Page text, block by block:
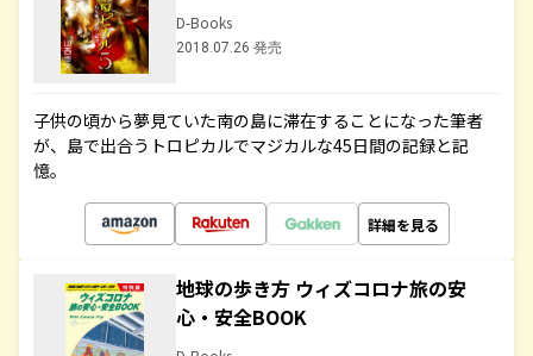
D-Books
2018.07.26 発売
子供の頃から夢見ていた南の島に滞在することになった筆者
が、島で出合うトロピカルでマジカルな45日間の記録と記
憶。
詳細を見る
地球の歩き方 ウィズコロナ旅の安
心・安全BOOK